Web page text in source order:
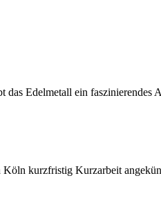
das Edelmetall ein faszinierendes
kurzfristig Kurzarbeit